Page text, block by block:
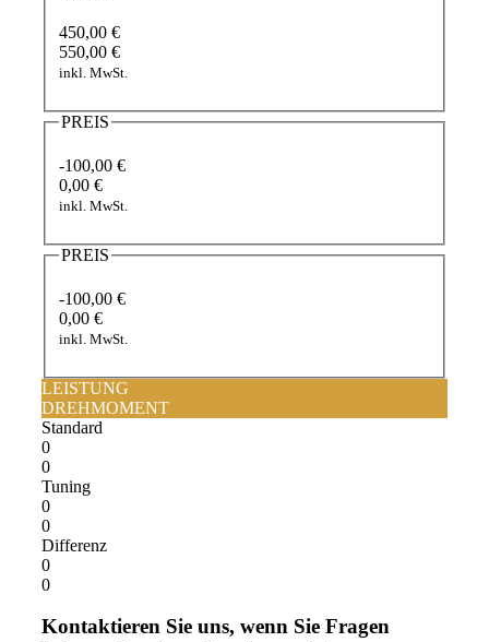
450,00 €
550,00 €
inkl. MwSt.
PREIS
-100,00 €
0,00 €
inkl. MwSt.
PREIS
-100,00 €
0,00 €
inkl. MwSt.
LEISTUNG
DREHMOMENT
Standard
0
0
Tuning
0
0
Differenz
0
0
Kontaktieren Sie uns, wenn Sie Fragen